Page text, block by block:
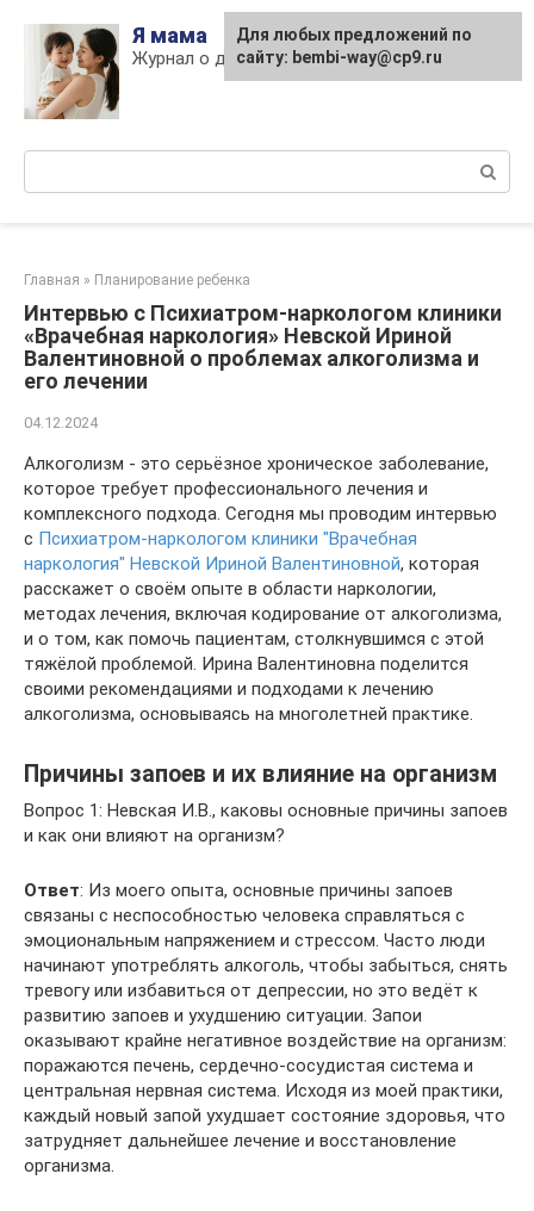
content
Я мама
Журнал о детях и материнстве
Главная » Планирование ребенка
Интервью с Психиатром-наркологом клиники
«Врачебная наркология» Невской Ириной
Валентиновной о проблемах алкоголизма и
его лечении
04.12.2024
Алкоголизм - это серьёзное хроническое заболевание,
которое требует профессионального лечения и
комплексного подхода. Сегодня мы проводим интервью
с Психиатром-наркологом клиники "Врачебная
наркология" Невской Ириной Валентиновной, которая
расскажет о своём опыте в области наркологии,
методах лечения, включая кодирование от алкоголизма,
и о том, как помочь пациентам, столкнувшимся с этой
тяжёлой проблемой. Ирина Валентиновна поделится
своими рекомендациями и подходами к лечению
алкоголизма, основываясь на многолетней практике.
Причины запоев и их влияние на организм
Вопрос 1: Невская И.В., каковы основные причины запоев
и как они влияют на организм?
Ответ: Из моего опыта, основные причины запоев
связаны с неспособностью человека справляться с
эмоциональным напряжением и стрессом. Часто люди
начинают употреблять алкоголь, чтобы забыться, снять
тревогу или избавиться от депрессии, но это ведёт к
развитию запоев и ухудшению ситуации. Запои
оказывают крайне негативное воздействие на организм:
поражаются печень, сердечно-сосудистая система и
центральная нервная система. Исходя из моей практики,
каждый новый запой ухудшает состояние здоровья, что
затрудняет дальнейшее лечение и восстановление
организма.
Для любых предложений по
сайту: bembi-way@cp9.ru